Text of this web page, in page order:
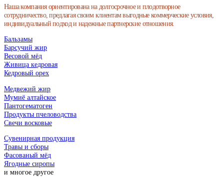
Наша компания ориентирована на долгосрочное и плодотворное
сотрудничество, предлагая своим клиентам выгодные коммерческие условия,
индивидуальный подход и надежные партнерские отношения.
Бальзамы
Барсучий жир
Весовой мёд
Живица кедровая
Кедровый орех
Медвежий жир
Мумиё алтайское
Пантогематоген
Продукты пчеловодства
Свечи восковые
Сувенирная продукция
Травы и сборы
Фасованый мёд
Ягодные сиропы
и многое другое